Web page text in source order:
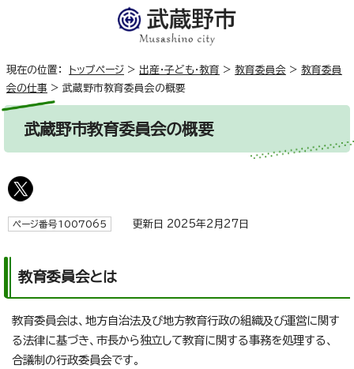
現在の位置： トップページ > 出産・子ども・教育 > 教育委員会 > 教育委員
会の仕事 > 武蔵野市教育委員会の概要
武蔵野市教育委員会の概要
ページ番号1007065 更新日 2025年2月27日
教育委員会とは
教育委員会は、地方自治法及び地方教育行政の組織及び運営に関す
る法律に基づき、市長から独立して教育に関する事務を処理する、
合議制の行政委員会です。